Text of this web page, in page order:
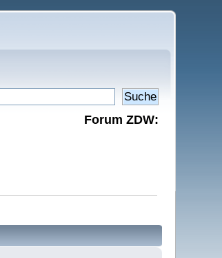
Forum ZDW: